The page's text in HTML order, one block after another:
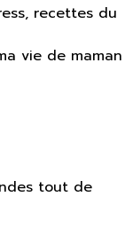
recettes du
vie de maman
tout de